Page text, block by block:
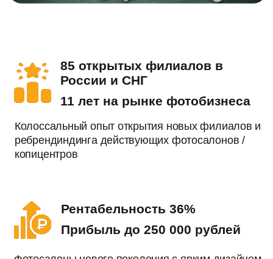
Рентабельность 36%
Прибыль до 250 000 рублей
Фотосалоны нового поколения с ярким дизайном
и сильным маркетингом
За 3 минутыузнайте суть бизнеса